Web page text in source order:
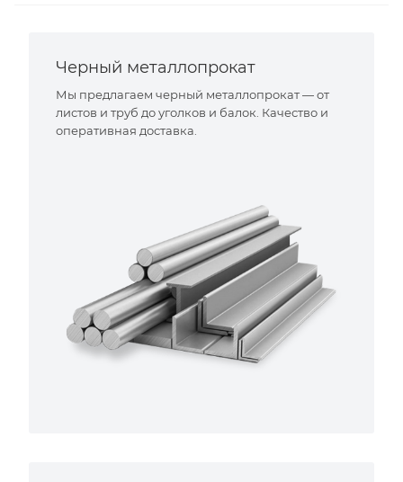
Черный металлопрокат
Мы предлагаем черный металлопрокат — от
листов и труб до уголков и балок. Качество и
оперативная доставка.